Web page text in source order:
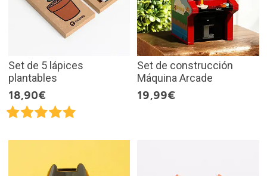
Set de 5 lápices
plantables
18,90€
Set de construcción
Máquina Arcade
19,99€